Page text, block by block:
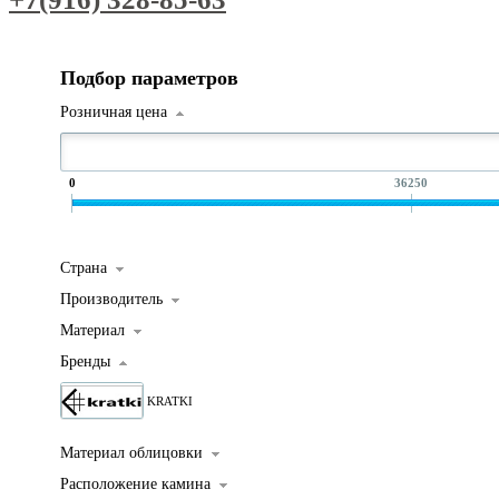
Подбор параметров
Розничная цена
0 36250
Страна
Производитель
Материал
Бренды
KRATKI
Материал облицовки
Расположение камина